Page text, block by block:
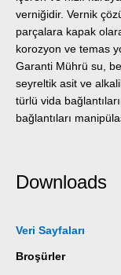
verniğidir. Vernik
parçalara kapak
korozyon ve temas
Garanti Mührü su,
seyreltik asit ve
türlü vida
bağlantıları
mum mühür ile
renklerde mevcuttur.
Downloads
Veri Sayfaları
Broşürler